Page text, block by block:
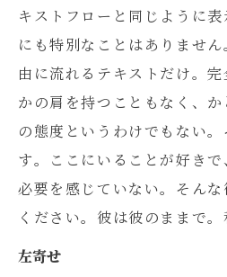
キストフローと同じように
にも特別なことはありませ
由に流れるテキストだけ。
かの肩を持つこともなく、
の態度というわけでもない
す。ここにいることが好き
必要を感じていない。そん
ください。彼は彼のままで。
左寄せ